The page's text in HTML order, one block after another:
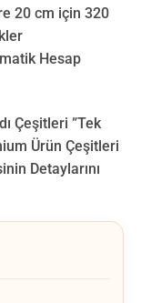
20 cm için 320
Hesap
Çeşitleri ”Tek
Ürün Çeşitleri
Detaylarını